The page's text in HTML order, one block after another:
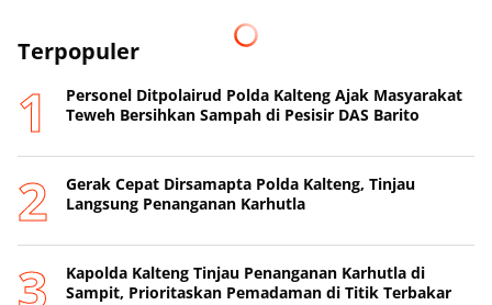
Terpopuler
Personel Ditpolairud Polda Kalteng Ajak Masyarakat
Teweh Bersihkan Sampah di Pesisir DAS Barito
Gerak Cepat Dirsamapta Polda Kalteng, Tinjau
Langsung Penanganan Karhutla
Kapolda Kalteng Tinjau Penanganan Karhutla di
Sampit, Prioritaskan Pemadaman di Titik Terbakar